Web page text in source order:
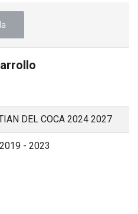
DEL COCA 2024 2027
- 2023